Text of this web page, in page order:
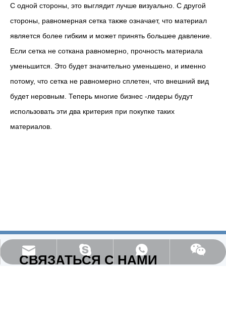
С одной стороны, это выглядит лучше визуально. С другой
стороны, равномерная сетка также означает, что материал
является более гибким и может принять большее давление.
Если сетка не соткана равномерно, прочность материала
уменьшится. Это будет значительно уменьшено, и именно
потому, что сетка не равномерно сплетен, что внешний вид
будет неровным. Теперь многие бизнес -лидеры будут
использовать эти два критерия при покупке таких
материалов.
СВЯЗАТЬСЯ С НАМИ
everichmetals1999@vip.163.com
97000D82E74B76F9
+86 15081176811